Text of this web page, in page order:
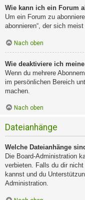
Wie kann ich ein Forum
Um ein Forum zu
abonnieren“, der sich
Nach oben
Wie deaktiviere ich
Wenn du mehrere
im persönlichen Bereich
machen.
Nach oben
Dateianhänge
Welche Dateianhänge
Die Board-Administration
verbieten. Falls du dir
kannst und du
Administration.